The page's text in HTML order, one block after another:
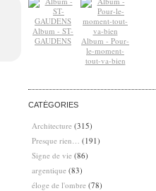
Album - ST-
GAUDENS
Album - Pour-
le-moment-
tout-va-bien
CATÉGORIES
Architecture (315)
Presque rien…
(191)
Signe de vie (86)
argentique (83)
éloge de l'ombre (78)